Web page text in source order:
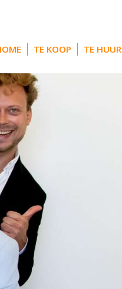
TE KOOP TE HUUR